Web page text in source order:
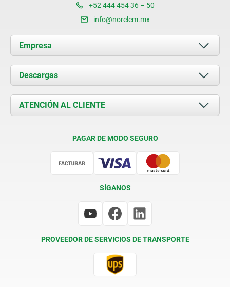
+52 444 454 36 – 50
info@norelem.mx
Empresa
Acerca de nosotros
Novedades
Contacto
Descargas
Documents
ATENCIÓN AL CLIENTE
PAGAR DE MODO SEGURO
SÍGANOS
PROVEEDOR DE SERVICIOS DE TRANSPORTE